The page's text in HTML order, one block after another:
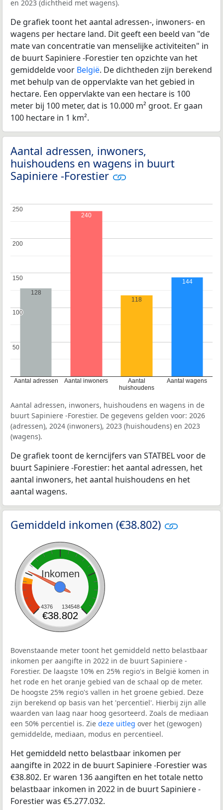
en 2023 (dichtheid met wagens).
De grafiek toont het aantal adressen-, inwoners- en
wagens per hectare land. Dit geeft een beeld van "de
mate van concentratie van menselijke activiteiten" in
de buurt Sapiniere -Forestier ten opzichte van het
gemiddelde voor België. De dichtheden zijn berekend
met behulp van de oppervlakte van het gebied in
hectare. Een oppervlakte van een hectare is 100
meter bij 100 meter, dat is 10.000 m² groot. Er gaan
100 hectare in 1 km².
Aantal adressen, inwoners,
huishoudens en wagens in buurt
Sapiniere -Forestier
Aantal adressen Aantal inwoners
Aantal
huishoudens
Aantal wagens
50
50
100
100
150
150
200
200
250
250
128
240
118
144
Aantal adressen, inwoners, huishoudens en wagens in de
buurt Sapiniere -Forestier. De gegevens gelden voor: 2026
(adressen), 2024 (inwoners), 2023 (huishoudens) en 2023
(wagens).
De grafiek toont de kerncijfers van STATBEL voor de
buurt Sapiniere -Forestier: het aantal adressen, het
aantal inwoners, het aantal huishoudens en het
aantal wagens.
Gemiddeld inkomen (€38.802)
Inkomen
4376 134548
€38.802
Bovenstaande meter toont het gemiddeld netto belastbaar
inkomen per aangifte in 2022 in de buurt Sapiniere -
Forestier. De laagste 10% en 25% regio's in België komen in
het rode en het oranje gebied van de schaal op de meter.
De hoogste 25% regio's vallen in het groene gebied. Deze
zijn berekend op basis van het 'percentiel'. Hierbij zijn alle
waarden van laag naar hoog gesorteerd. Zoals de mediaan
een 50% percentiel is. Zie deze uitleg over het (gewogen)
gemiddelde, mediaan, modus en percentieel.
Het gemiddeld netto belastbaar inkomen per
aangifte in 2022 in de buurt Sapiniere -Forestier was
€38.802. Er waren 136 aangiften en het totale netto
belastbaar inkomen in 2022 in de buurt Sapiniere -
Forestier was €5.277.032.